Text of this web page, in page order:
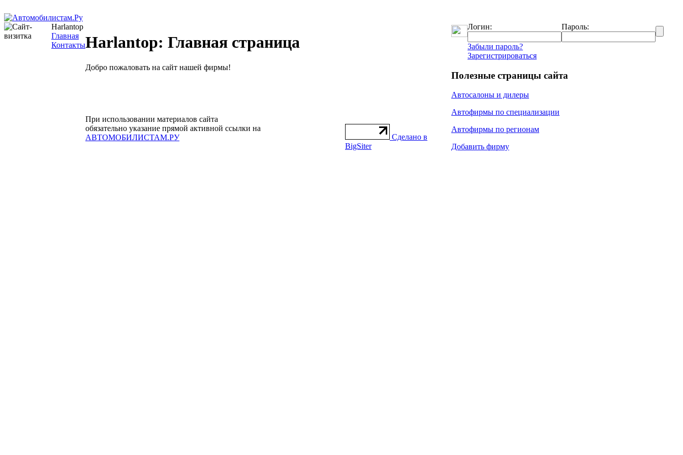
Harlantop
Главная
КонтактыHarlantop: Главная страница
Добро пожаловать на сайт нашей фирмы!
При использовании материалов сайта
обязательно указание прямой активной ссылки на
АВТОМОБИЛИСТАМ.РУ
Сделано в
BigSiter
Логин: Пароль:
Забыли пароль?
Зарегистрироваться
Полезные страницы сайта
Автосалоны и дилеры
Автофирмы по специализации
Автофирмы по регионам
Добавить фирму